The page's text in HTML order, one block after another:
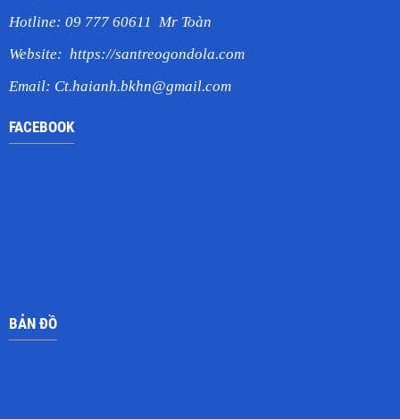
Hotline: 09 777 60611 Mr Toàn
Website: https://santreogondola.com
Email: Ct.haianh.bkhn@gmail.com
FACEBOOK
BẢN ĐỒ